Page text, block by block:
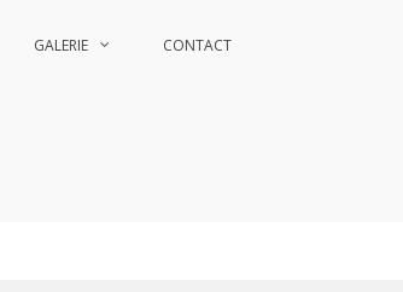
GALERIE CONTACT